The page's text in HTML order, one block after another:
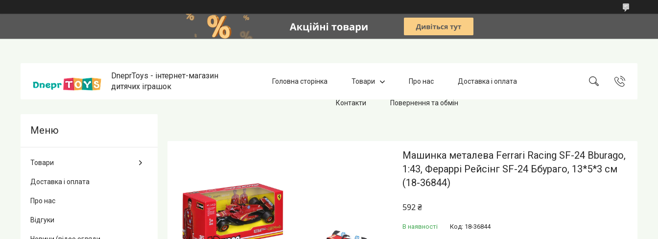
DneprToys - інтернет-магазин
дитячих іграшок
Головна сторінка Товари Про нас Доставка і оплата
Контакти Повернення та обмін
Машинка металева Ferrari Racing SF-24 Bburago,
1:43, Фераррі Рейсінг SF-24 Ббураго, 13*5*3 см
(18-36844)
592 ₴
В наявності Код: 18-36844
Товари
Доставка і оплата
Про нас
Відгуки